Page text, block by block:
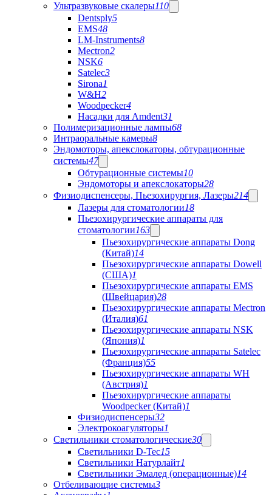
Ультразвуковые скалеры110
Dentsply5
EMS48
LM-Instruments8
Mectron2
NSK6
Satelec3
Sirona1
W&H2
Woodpecker4
Насадки для Amdent31
Полимеризационные лампы68
Интраоральные камеры8
Эндомоторы, апекслокаторы, обтурационные
системы47
Обтурационные системы10
Эндомоторы и апекслокаторы28
Физиодиспенсеры, Пьезохирургия, Лазеры214
Лазеры для стоматологии18
Пьезохирургические аппараты для
стоматологии163
Пьезохирургические аппараты Dong
(Китай)14
Пьезохирургические аппараты Dowell
(США)1
Пьезохирургические аппараты EMS
(Швейцария)28
Пьезохирургические аппараты Mectron
(Италия)61
Пьезохирургические аппараты NSK
(Япония)1
Пьезохирургические аппараты Satelec
(Франция)55
Пьезохирургические аппараты WH
(Австрия)1
Пьезохирургические аппараты
Woodpecker (Китай)1
Физиодиспенсеры32
Электрокоагуляторы1
Светильники стоматологические30
Светильники D-Tec15
Светильники Натурлайт1
Светильники Эмалед (операционные)14
Отбеливающие системы3